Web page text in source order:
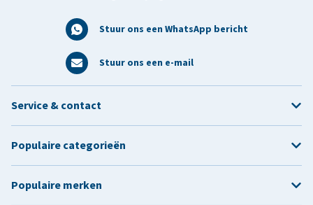
Stuur ons een WhatsApp bericht
Stuur ons een e-mail
Service & contact
Populaire categorieën
Populaire merken